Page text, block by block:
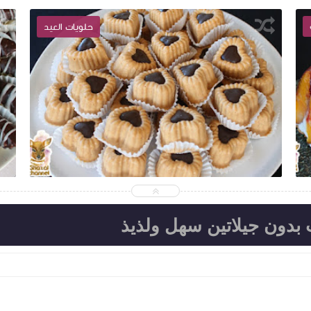
حلويات العيد
2019-06-03
Ghazal channel
شاهد الموضوع